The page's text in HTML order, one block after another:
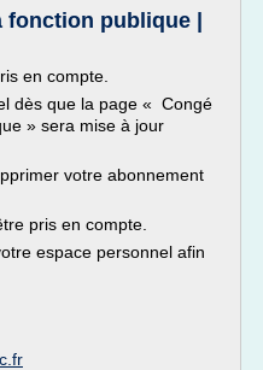
publique |
en compte.
dès que la page « Congé
» sera mise à jour
votre abonnement
pris en compte.
espace personnel afin